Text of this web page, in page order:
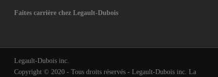
Faites carrière chez Legault-Dubois
Legault-Dubois inc.
Copyright © 2020 - Tous droits réservés - Legault-Dubois inc. La